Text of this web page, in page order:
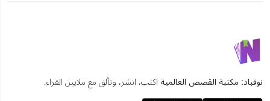
نوفباد: مكتبة القصص العالمية اكتب، انشر، وتألق مع ملايين القراء.